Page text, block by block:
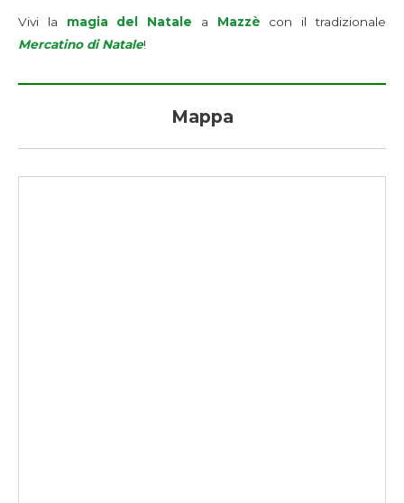
Vivi la magia del Natale a Mazzè con il tradizionale
Mercatino di Natale!
Mappa